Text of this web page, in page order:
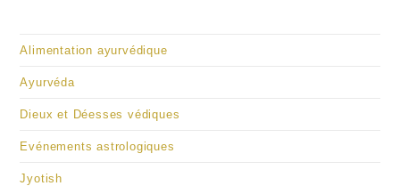
Alimentation ayurvédique
Ayurvéda
Dieux et Déesses védiques
Evénements astrologiques
Jyotish